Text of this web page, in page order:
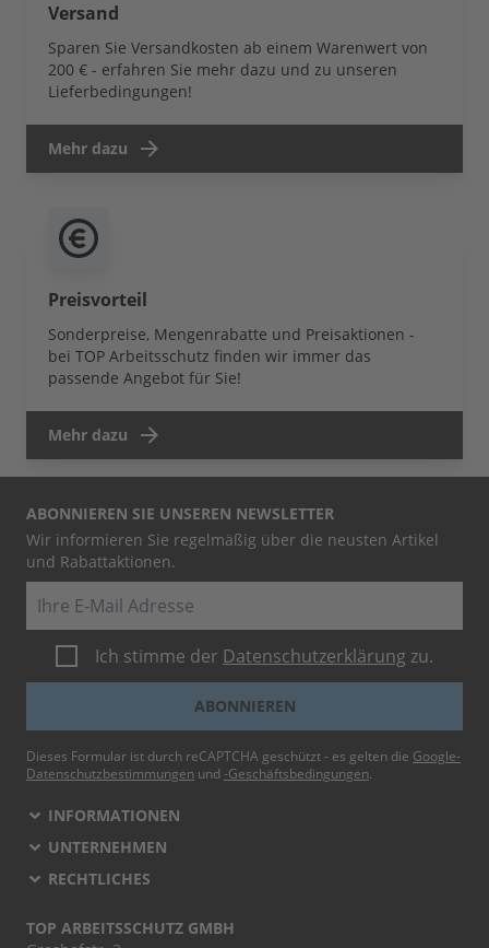
Versand
Sparen Sie Versandkosten ab einem Warenwert von
200 € - erfahren Sie mehr dazu und zu unseren
Lieferbedingungen!
Mehr dazu
Preisvorteil
Sonderpreise, Mengenrabatte und Preisaktionen -
bei TOP Arbeitsschutz finden wir immer das
passende Angebot für Sie!
Mehr dazu
ABONNIEREN SIE UNSEREN NEWSLETTER
Wir informieren Sie regelmäßig über die neusten Artikel
und Rabattaktionen.
Ich stimme der Datenschutzerklärung zu.
ABONNIEREN
Dieses Formular ist durch reCAPTCHA geschützt - es gelten die Google-
Datenschutzbestimmungen und -Geschäftsbedingungen.
INFORMATIONEN
UNTERNEHMEN
RECHTLICHES
TOP ARBEITSSCHUTZ GMBH